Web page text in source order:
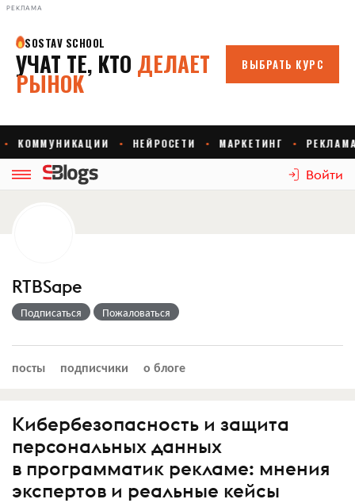
РЕКЛАМА
Войти
RTBSape
Подписаться Пожаловаться
посты подписчики о блоге
Кибербезопасность и защита
персональных данных
в программатик рекламе: мнения
экспертов и реальные кейсы